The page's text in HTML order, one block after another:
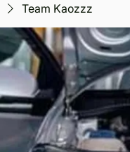
Team Kaozzz